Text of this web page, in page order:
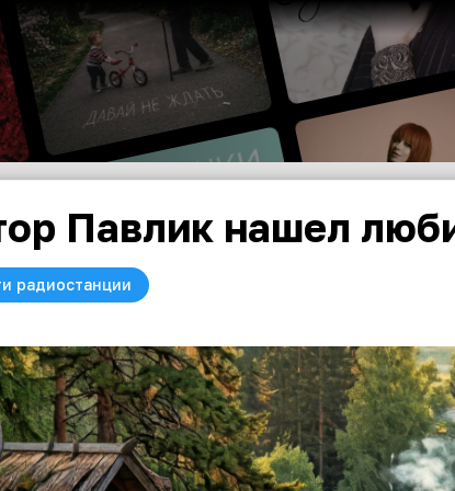
Павлик нашел
радиостанции